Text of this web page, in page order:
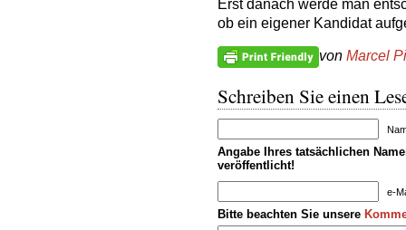
Erst danach werde man
ob ein eigener Kandidat
von Marcel
Schreiben Sie einen
Angabe Ihres tatsächlichen
veröffentlicht!
e-
Bitte beachten Sie unsere